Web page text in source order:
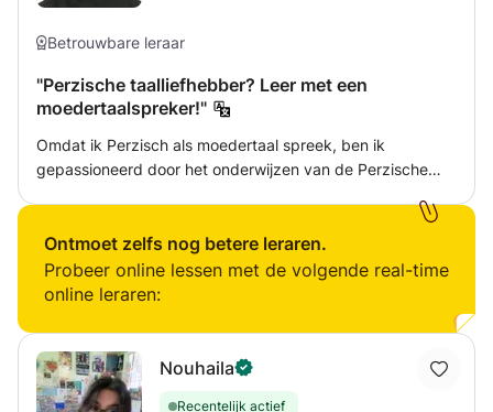
Betrouwbare leraar
"Perzische taalliefhebber? Leer met een
moedertaalspreker!"
Omdat ik Perzisch als moedertaal spreek, ben ik
gepassioneerd door het onderwijzen van de Perzische
inzicht geef in de taal, cultuur en nuances die alleen een
moedertaalspreker kan bieden. Of u nu een beginner bent
of uw taalvaardigheden wilt verfijnen, ik zal nauw met u
samenwerken om een leerervaring op maat te creëren.
cultuur. Ga met mij mee op deze reis en laten we samen
uw taaldoelen bereiken!
Ontmoet zelfs nog betere leraren.
Probeer online lessen met de volgende real-time
online leraren:
Nouhaila
Recentelijk actief